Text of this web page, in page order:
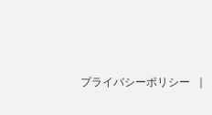
プライバシーポリシー